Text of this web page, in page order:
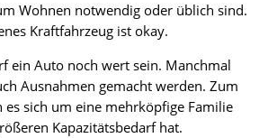
Wohnen notwendig oder üblich sind.
Kraftfahrzeug ist okay.
ein Auto noch wert sein. Manchmal
Ausnahmen gemacht werden. Zum
es sich um eine mehrköpfige Familie
Kapazitätsbedarf hat.